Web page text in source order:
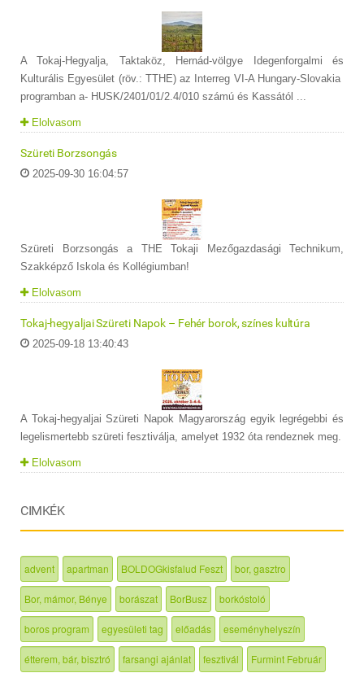
A Tokaj-Hegyalja, Taktaköz, Hernád-völgye Idegenforgalmi és
Kulturális Egyesület (röv.: TTHE) az Interreg VI-A Hungary-Slovakia
programban a- HUSK/2401/01/2.4/010 számú és Kassától ...
Elolvasom
Szüreti Borzsongás
2025-09-30 16:04:57
Szüreti Borzsongás a THE Tokaji Mezőgazdasági Technikum,
Szakképző Iskola és Kollégiumban!
Elolvasom
Tokaj-hegyaljai Szüreti Napok – Fehér borok, színes kultúra
2025-09-18 13:40:43
A Tokaj-hegyaljai Szüreti Napok Magyarország egyik legrégebbi és
legelismertebb szüreti fesztiválja, amelyet 1932 óta rendeznek meg.
Elolvasom
CIMKÉK
advent apartman BOLDOGkisfalud Feszt bor, gasztro
Bor, mámor, Bénye borászat BorBusz borkóstoló
boros program egyesületi tag előadás eseményhelyszín
étterem, bár, bisztró farsangi ajánlat fesztivál Furmint Február